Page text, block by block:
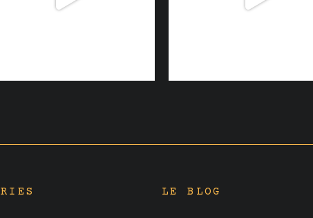
LE BLOG